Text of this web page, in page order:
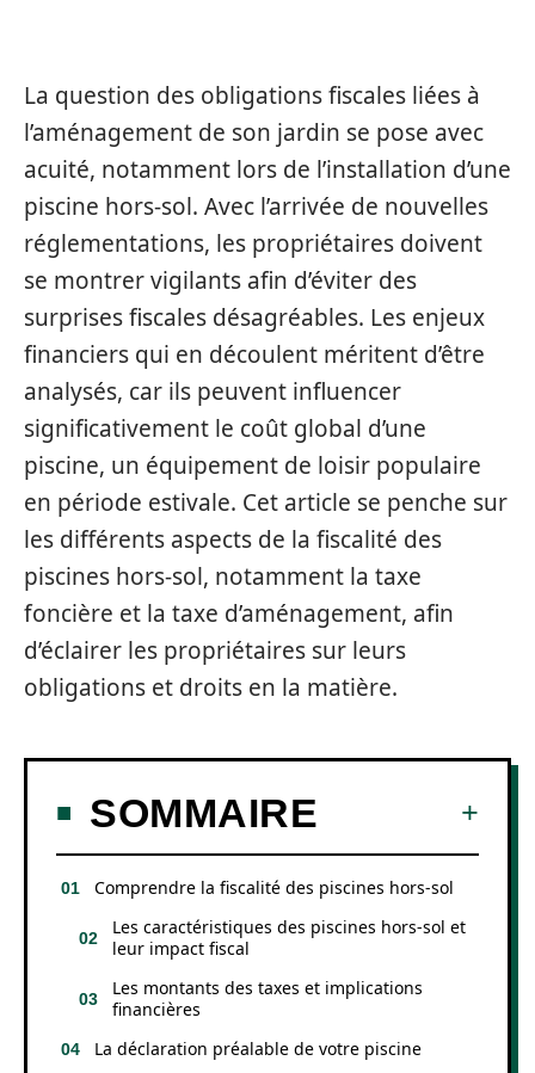
La question des obligations fiscales liées à
l’aménagement de son jardin se pose avec
acuité, notamment lors de l’installation d’une
piscine hors-sol. Avec l’arrivée de nouvelles
réglementations, les propriétaires doivent
se montrer vigilants afin d’éviter des
surprises fiscales désagréables. Les enjeux
financiers qui en découlent méritent d’être
analysés, car ils peuvent influencer
significativement le coût global d’une
piscine, un équipement de loisir populaire
en période estivale. Cet article se penche sur
les différents aspects de la fiscalité des
piscines hors-sol, notamment la taxe
foncière et la taxe d’aménagement, afin
d’éclairer les propriétaires sur leurs
obligations et droits en la matière.
SOMMAIRE
Comprendre la fiscalité des piscines hors-sol
Les caractéristiques des piscines hors-sol et
leur impact fiscal
Les montants des taxes et implications
financières
La déclaration préalable de votre piscine